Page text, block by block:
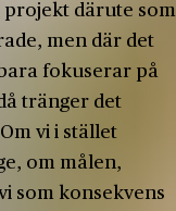
projekt därute som
men där det
fokuserar på
tränger det
vi i stället
om målen,
som konsekvens